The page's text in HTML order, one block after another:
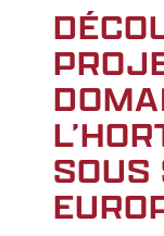
SOUS